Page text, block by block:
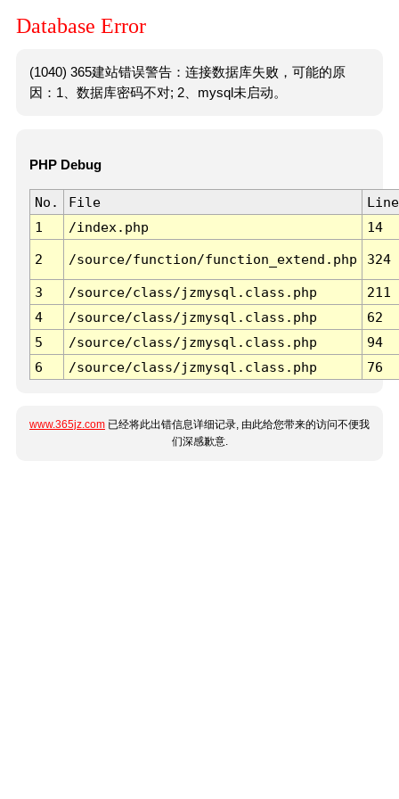
Database Error
(1040) 365建站错误警告：连接数据库失败，可能的原
因：1、数据库密码不对; 2、mysql未启动。
PHP Debug
No. File
Line
1
/index.php 14
2 /source/function/function_extend.php 324
3 /source/class/jzmysql.class.php
211
4
/source/class/jzmysql.class.php
62
5
/source/class/jzmysql.class.php
94
6
/source/class/jzmysql.class.php 76
www.365jz.com 已经将此出错信息详细记录, 由此给您带来的访问不便我
们深感歉意.